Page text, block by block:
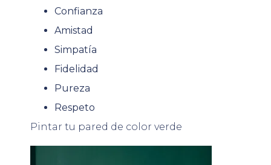
Confianza
Amistad
Simpatía
Fidelidad
Pureza
Respeto
Pintar tu pared de color verde